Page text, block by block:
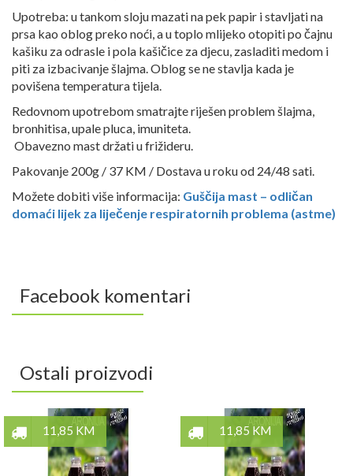
Upotreba: u tankom sloju mazati na pek papir i stavljati na
prsa kao oblog preko noći, a u toplo mlijeko otopiti po čajnu
kašiku za odrasle i pola kašičice za djecu, zasladiti medom i
piti za izbacivanje šlajma. Oblog se ne stavlja kada je
povišena temperatura tijela.
Redovnom upotrebom smatrajte riješen problem šlajma,
bronhitisa, upale pluca, imuniteta.
Obavezno mast držati u frižideru.
Pakovanje 200g / 37 KM / Dostava u roku od 24/48 sati.
Možete dobiti više informacija: Guščija mast – odličan
domaći lijek za liječenje respiratornih problema (astme)
Facebook komentari
Ostali proizvodi
11,85 KM 11,85 KM